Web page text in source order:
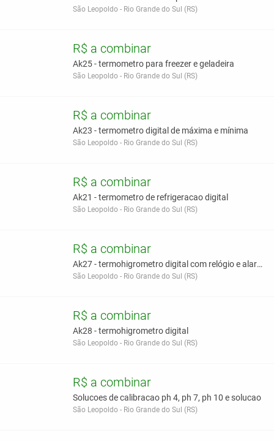
São Leopoldo - Rio Grande do Sul (RS)
R$ a combinar
Ak25 - termometro para freezer e geladeira
São Leopoldo - Rio Grande do Sul (RS)
R$ a combinar
Ak23 - termometro digital de máxima e mínima
São Leopoldo - Rio Grande do Sul (RS)
R$ a combinar
Ak21 - termometro de refrigeracao digital
São Leopoldo - Rio Grande do Sul (RS)
R$ a combinar
Ak27 - termohigrometro digital com relógio e alarm
São Leopoldo - Rio Grande do Sul (RS)
R$ a combinar
Ak28 - termohigrometro digital
São Leopoldo - Rio Grande do Sul (RS)
R$ a combinar
Solucoes de calibracao ph 4, ph 7, ph 10 e solucao
São Leopoldo - Rio Grande do Sul (RS)